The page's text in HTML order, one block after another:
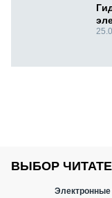
ВЫБОР
Электронные